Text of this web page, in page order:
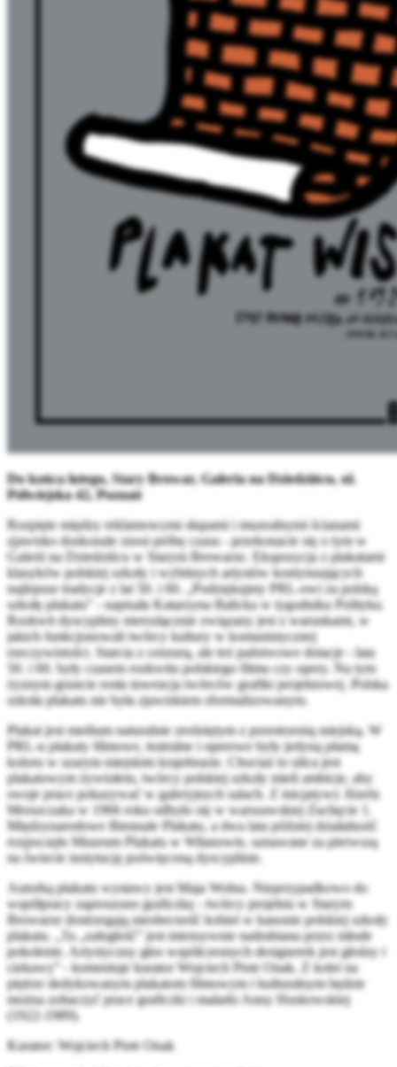
Do końca lutego, Stary Browar, Galeria na Dziedzińcu, ul.
Półwiejska 42, Poznań
Rozpięte między reklamowymi słupami i muzealnymi ścianami
zjawisko doskonale znosi próbę czasu - przekonacie się o tym w
Galerii na Dziedzińcu w Starym Browarze. Ekspozycja z plakatami
klasyków polskiej szkoły i wybitnych artystów kontynuujących
najlepsze tradycje z lat 50. i 60. „Podziękujmy PRL-owi za polską
szkołę plakatu” - napisała Katarzyna Balicka w tygodniku Polityka.
Rozkwit dyscypliny nierozłącznie związany jest z warunkami, w
jakich funkcjonowali twórcy kultury w komunistycznej
rzeczywistości. Starcia z cenzurą, ale też państwowe dotacje - lata
50. i 60. były czasem rozkwitu polskiego filmu czy opery. Na tym
żyznym gruncie rosła inwencja twórców grafiki projektowej. Polska
szkoła plakatu nie była zjawiskiem sformalizowanym.
Plakat jest medium naturalnie zrośniętym z przestrzenią miejską. W
PRL-u plakaty filmowe, teatralne i operowe były jedyną plamą
koloru w szarym miejskim krajobrazie. Chociaż to ulica jest
plakatowym żywiołem, twórcy polskiej szkoły mieli ambicje, aby
swoje prace pokazywać w galeryjnych salach. Z inicjatywy Józefa
Mroszczaka w 1966 roku odbyło się w warszawskiej Zachęcie 1.
Międzynarodowe Biennale Plakatu, a dwa lata później działalność
rozpoczęło Muzeum Plakatu w Wilanowie, uznawane za pierwszą
na świecie instytucję poświęconą dyscyplinie.
Autorką plakatu wystawy jest Maja Wolna. Nieprzypadkowo do
współpracy zaproszono graficzkę - twórcy projektu w Starym
Browarze dostrzegają nieobecność kobiet w kanonie polskiej szkoły
plakatu. „Ta „zaległość” jest intensywnie nadrabiana przez młode
pokolenie. Artystyczny głos współczesnych designerek jest głośny i
ciekawy” - komentuje kurator Wojciech Piotr Onak. Z kolei na
piętrze dedykowanym plakatom filmowym i kulturalnym będzie
można zobaczyć prace graficzki i malarki Anny Huskowskiej
(1922-1989).
Kurator: Wojciech Piotr Onak